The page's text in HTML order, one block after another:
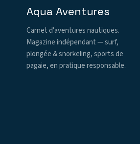
Aqua Aventures
Carnet d'aventures nautiques.
Magazine indépendant — surf,
plongée & snorkeling, sports de
pagaie, en pratique responsable.